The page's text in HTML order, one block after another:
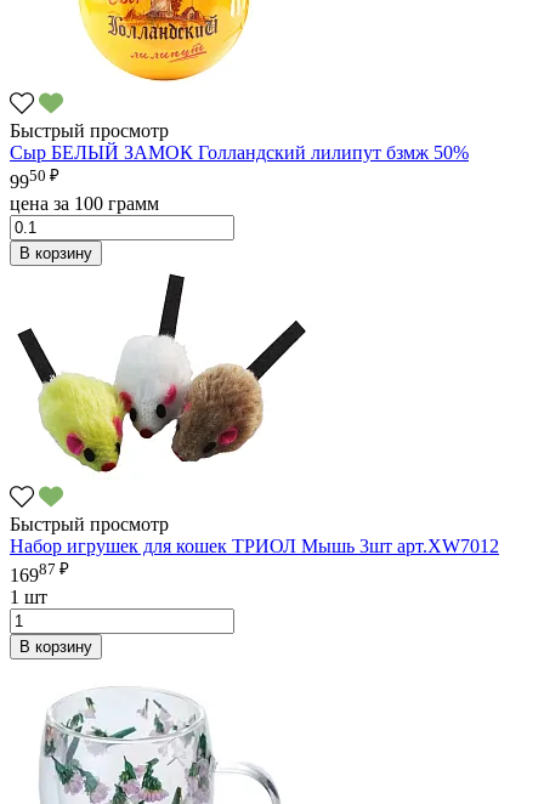
Быстрый просмотр
Сыр БЕЛЫЙ ЗАМОК Голландский лилипут бзмж 50%
9950 ₽
цена за 100 грамм
В корзину
Быстрый просмотр
Набор игрушек для кошек ТРИОЛ Мышь 3шт арт.XW7012
16987 ₽
1 шт
В корзину